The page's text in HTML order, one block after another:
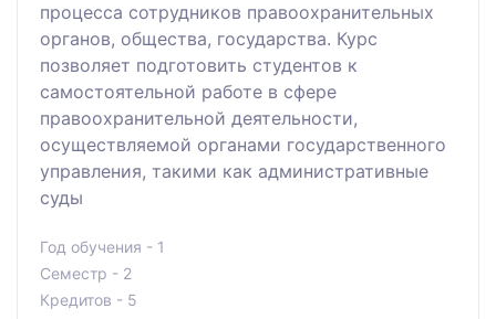
процесса сотрудников правоохранительных
органов, общества, государства. Курс
позволяет подготовить студентов к
самостоятельной работе в сфере
правоохранительной деятельности,
осуществляемой органами государственного
управления, такими как административные
суды
Год обучения - 1
Семестр - 2
Кредитов - 5